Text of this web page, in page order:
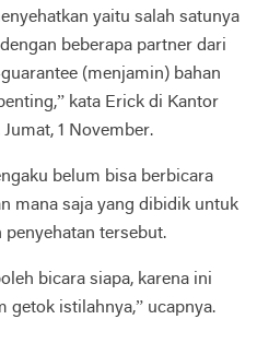
yaitu salah satunya
beberapa partner dari
(menjamin) bahan
kata Erick di Kantor
1 November.
belum bisa berbicara
mana saja yang dibidik untuk
penyehatan tersebut.
bicara siapa, karena ini
getok istilahnya,” ucapnya.